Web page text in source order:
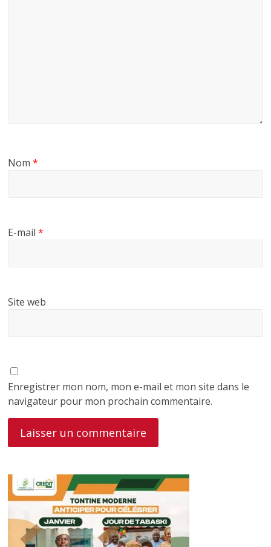
Nom*
E-mail*
Site web
Enregistrer mon nom, mon e-mail et mon site dans le
navigateur pour mon prochain commentaire.